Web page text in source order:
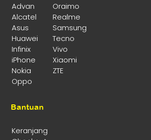
Advan
Oraimo
Alcatel
Realme
Asus
Samsung
Huawei
Tecno
Infinix
Vivo
iPhone
Xiaomi
Nokia
ZTE
Oppo
Bantuan
Keranjang